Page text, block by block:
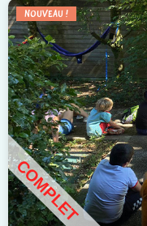
NOUVEAU !
COMPLET